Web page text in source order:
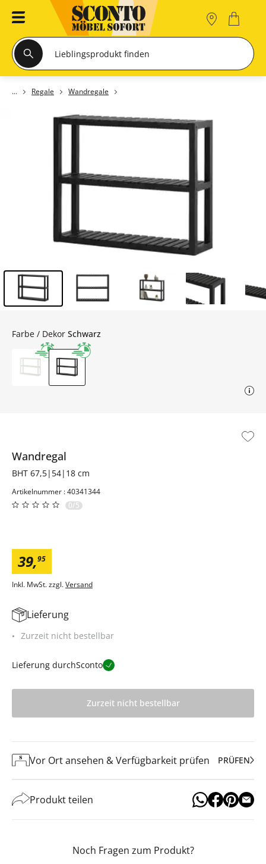
Regale Wandregale
Wandregal
BHT 67,5|54|18 cm
Artikelnummer : 40341344
0/5
39,95
Inkl. MwSt. zzgl.Versand
Farbe / Dekor Schwarz
Lieferung
Zurzeit nicht bestellbar
Lieferung durchSconto
Zurzeit nicht bestellbar
Vor Ort ansehen & Verfügbarkeit prüfen PRÜFEN
Produkt teilen
Noch Fragen zum Produkt?